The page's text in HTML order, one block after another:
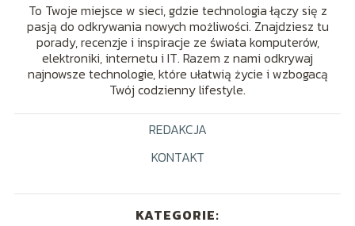
To Twoje miejsce w sieci, gdzie technologia łączy się z
pasją do odkrywania nowych możliwości. Znajdziesz tu
porady, recenzje i inspiracje ze świata komputerów,
elektroniki, internetu i IT. Razem z nami odkrywaj
najnowsze technologie, które ułatwią życie i wzbogacą
Twój codzienny lifestyle.
REDAKCJA
KONTAKT
KATEGORIE: